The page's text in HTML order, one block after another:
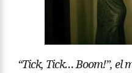
“Tick, Tick… Boom!”, el